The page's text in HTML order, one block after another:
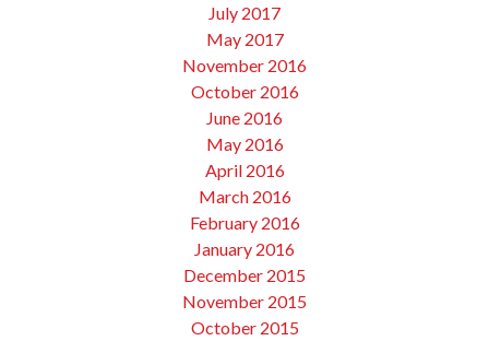
July 2017
May 2017
November 2016
October 2016
June 2016
May 2016
April 2016
March 2016
February 2016
January 2016
December 2015
November 2015
October 2015